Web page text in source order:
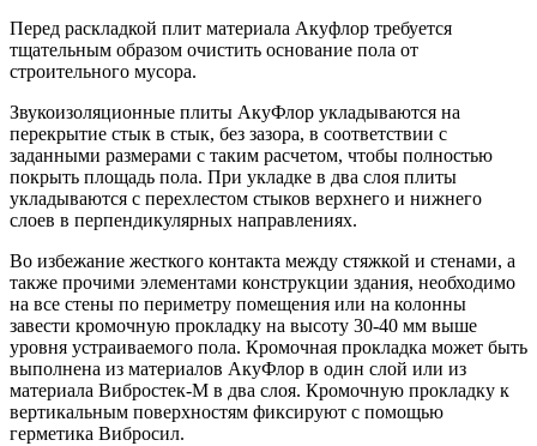
Перед раскладкой плит материала Акуфлор требуется
тщательным образом очистить основание пола от
строительного мусора.
Звукоизоляционные плиты АкуФлор укладываются на
перекрытие стык в стык, без зазора, в соответствии с
заданными размерами с таким расчетом, чтобы полностью
покрыть площадь пола. При укладке в два слоя плиты
укладываются с перехлестом стыков верхнего и нижнего
слоев в перпендикулярных направлениях.
Во избежание жесткого контакта между стяжкой и стенами, а
также прочими элементами конструкции здания, необходимо
на все стены по периметру помещения или на колонны
завести кромочную прокладку на высоту 30-40 мм выше
уровня устраиваемого пола. Кромочная прокладка может быть
выполнена из материалов АкуФлор в один слой или из
материала Вибростек-М в два слоя. Кромочную прокладку к
вертикальным поверхностям фиксируют с помощью
герметика Вибросил.